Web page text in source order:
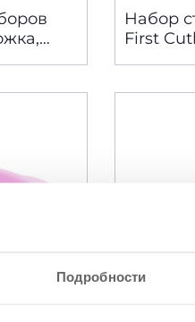
Подробности
Набор
First